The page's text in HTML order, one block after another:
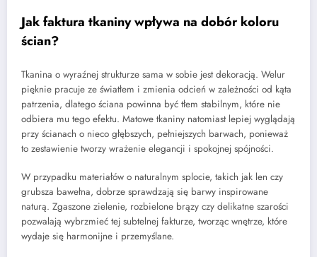
Jak faktura tkaniny wpływa na dobór koloru
ścian?
Tkanina o wyraźnej strukturze sama w sobie jest dekoracją. Welur
pięknie pracuje ze światłem i zmienia odcień w zależności od kąta
patrzenia, dlatego ściana powinna być tłem stabilnym, które nie
odbiera mu tego efektu. Matowe tkaniny natomiast lepiej wyglądają
przy ścianach o nieco głębszych, pełniejszych barwach, ponieważ
to zestawienie tworzy wrażenie elegancji i spokojnej spójności.
W przypadku materiałów o naturalnym splocie, takich jak len czy
grubsza bawełna, dobrze sprawdzają się barwy inspirowane
naturą. Zgaszone zielenie, rozbielone brązy czy delikatne szarości
pozwalają wybrzmieć tej subtelnej fakturze, tworząc wnętrze, które
wydaje się harmonijne i przemyślane.